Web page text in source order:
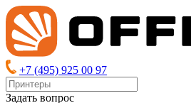
+7 (495) 925 00 97
Задать вопрос